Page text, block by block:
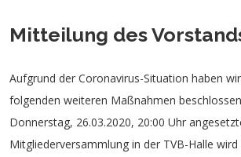
Mitteilung des
Aufgrund der Coronavirus-Situation haben
folgenden weiteren Maßnahmen
Donnerstag, 26.03.2020, 20:00 Uhr
Mitgliederversammlung in der TVB-Halle